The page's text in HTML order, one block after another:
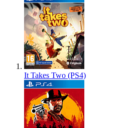
It Takes Two (PS4)